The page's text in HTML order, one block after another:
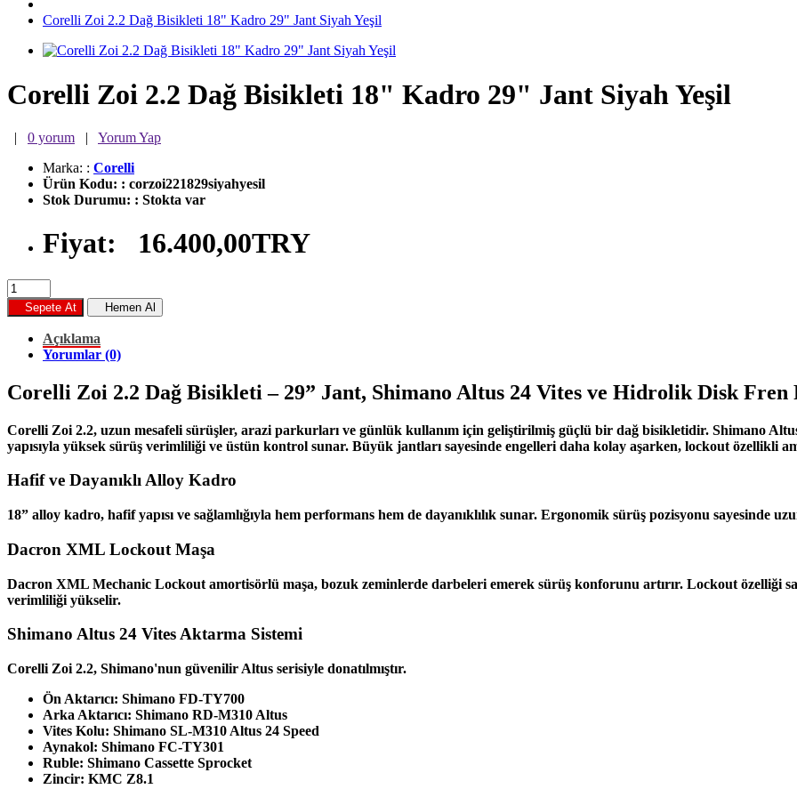
Corelli Zoi 2.2 Dağ Bisikleti 18" Kadro 29" Jant Siyah Yeşil
Corelli Zoi 2.2 Dağ Bisikleti 18" Kadro 29" Jant Siyah Yeşil
| 0 yorum | Yorum Yap
Marka: : Corelli
Ürün Kodu: : corzoi221829siyahyesil
Stok Durumu: : Stokta var
Fiyat: 16.400,00TRY
Sepete At Hemen Al
Açıklama
Yorumlar (0)
Corelli Zoi 2.2 Dağ Bisikleti – 29” Jant, Shimano Altus 24 Vites ve Hidrolik Disk Fren
Corelli Zoi 2.2, uzun mesafeli sürüşler, arazi parkurları ve günlük kullanım için geliştirilmiş güçlü bir dağ bisikletidir. Shimano
yapısıyla yüksek sürüş verimliliği ve üstün kontrol sunar. Büyük jantları sayesinde engelleri daha kolay aşarken, lockout özellikli
Hafif ve Dayanıklı Alloy Kadro
18” alloy kadro, hafif yapısı ve sağlamlığıyla hem performans hem de dayanıklılık sunar. Ergonomik sürüş pozisyonu sayesinde
Dacron XML Lockout Maşa
Dacron XML Mechanic Lockout amortisörlü maşa, bozuk zeminlerde darbeleri emerek sürüş konforunu artırır. Lockout özelliği
verimliliği yükselir.
Shimano Altus 24 Vites Aktarma Sistemi
Corelli Zoi 2.2, Shimano'nun güvenilir Altus serisiyle donatılmıştır.
Ön Aktarıcı: Shimano FD-TY700
Arka Aktarıcı: Shimano RD-M310 Altus
Vites Kolu: Shimano SL-M310 Altus 24 Speed
Aynakol: Shimano FC-TY301
Ruble: Shimano Cassette Sprocket
Zincir: KMC Z8.1